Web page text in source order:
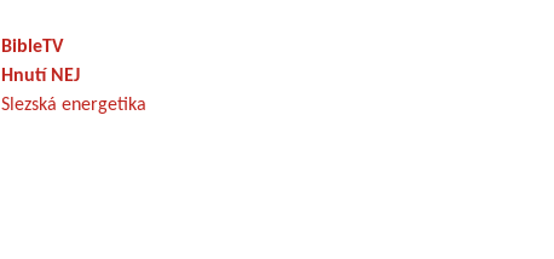
BibleTV
Hnutí NEJ
Slezská energetika